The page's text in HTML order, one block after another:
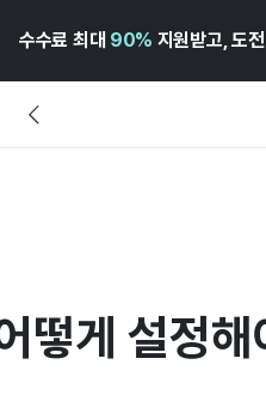
수수료 최대 90% 지원받고, 도
떻게 설정